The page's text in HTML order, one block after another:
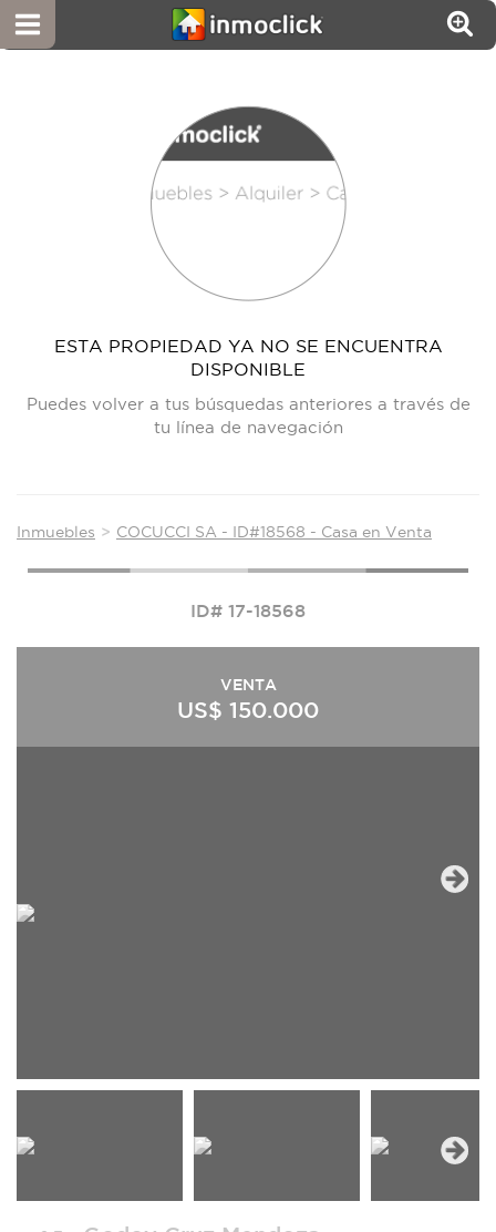
ESTA PROPIEDAD YA NO SE ENCUENTRA
DISPONIBLE
Puedes volver a tus búsquedas anteriores a través de
tu línea de navegación
Inmuebles COCUCCI SA - ID#18568 - Casa en Venta
ID# 17-18568
VENTA
US$ 150.000